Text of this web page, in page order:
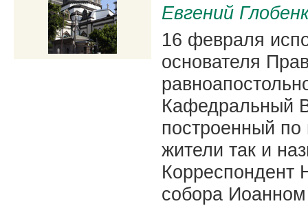
Евгений
16 февраля
основателя
Кафедральный
построенный по
жители так и
Корреспондент
собора